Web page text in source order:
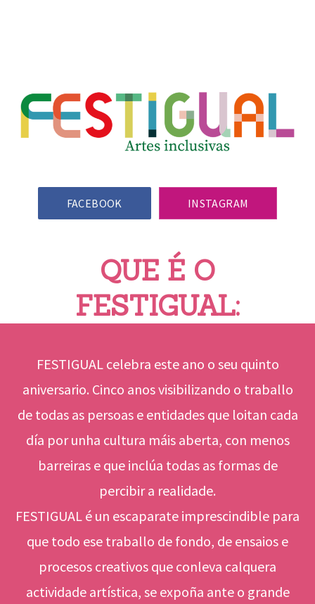
FACEBOOK INSTAGRAM
QUE É O
FESTIGUAL:
FESTIGUAL celebra este ano o seu quinto
aniversario. Cinco anos visibilizando o traballo
de todas as persoas e entidades que loitan cada
día por unha cultura máis aberta, con menos
barreiras e que inclúa todas as formas de
percibir a realidade.
FESTIGUAL é un escaparate imprescindible para
que todo ese traballo de fondo, de ensaios e
procesos creativos que conleva calquera
actividade artística, se expoña ante o grande